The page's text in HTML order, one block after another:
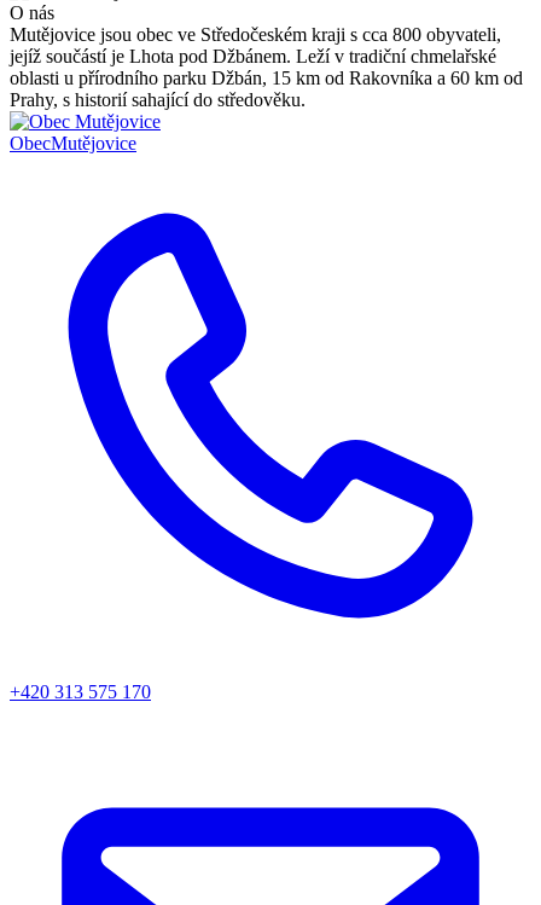
O nás
Mutějovice jsou obec ve Středočeském kraji s cca 800 obyvateli,
jejíž součástí je Lhota pod Džbánem. Leží v tradiční chmelařské
oblasti u přírodního parku Džbán, 15 km od Rakovníka a 60 km od
Prahy, s historií sahající do středověku.
ObecMutějovice
+420 313 575 170